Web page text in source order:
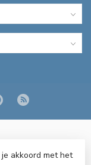
akkoord met het